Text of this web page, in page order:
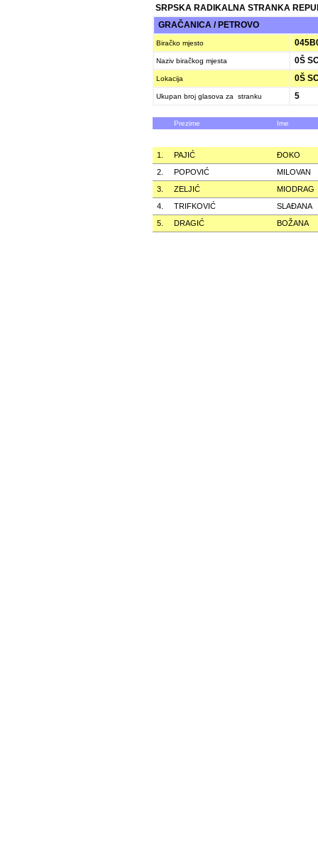
SRPSKA RADIKALNA STRANKA
GRAČANICA / PETROVO
Biračko mjesto
Naziv biračkog mjesta 0Š
Lokacija 0Š
Ukupan broj glasova za stranku 5
Prezime Ime
1. PAJIĆ
ÐOKO
2.
POPOVIĆ
MILOVAN
3.
ZELJIĆ
MIODRAG
4.
TRIFKOVIĆ
SLAÐANA
5.
DRAGIĆ BOŽANA